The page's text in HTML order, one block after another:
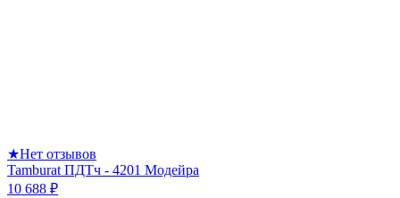
★Нет отзывов
Tamburat ПДТч - 4201 Модейра
10 688 ₽